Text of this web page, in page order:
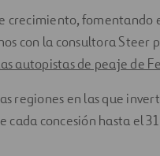
crecimiento, fomentando
con la consultora Steer
autopistas de peaje de
regiones en las que
concesión hasta el